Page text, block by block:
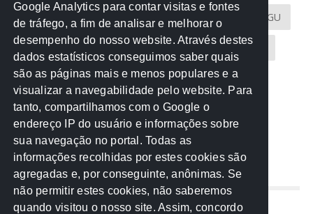
Atricon Audicom CAU-MT CGU
CREA-MT Eventos MPC-MT MPE-MT
MPF Notícias PF PGE-MT PGR
Receita Federal Sem categoria
TCE-MT TCU TRE
REDE NOS ESTADOS
Google Analytics para contar visitas e fontes
de tráfego, a fim de analisar e melhorar o
desempenho do nosso website. Através destes
dados estatísticos conseguimos saber quais
são as páginas mais e menos populares e a
visualizar a navegabilidade pelo website. Para
tanto, compartilhamos com o Google o
endereço IP do usuário e informações sobre
sua navegação no portal. Todas as
informações recolhidas por estes cookies são
agregadas e, por conseguinte, anônimas. Se
não permitir estes cookies, não saberemos
quando visitou o nosso site. Assim, concordo